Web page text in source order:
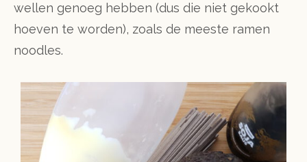
wellen genoeg hebben (dus die niet gekookt
hoeven te worden), zoals de meeste ramen
noodles.